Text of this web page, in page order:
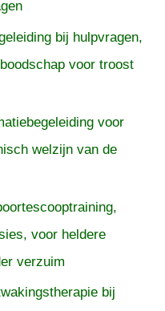
bij hulpvragen,
voor troost
voor
welzijn van de
voor heldere
verzuim
bij